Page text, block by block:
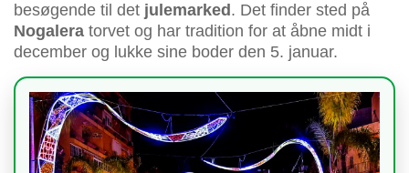
besøgende til det julemarked . Det finder sted på
Nogalera torvet og har tradition for at åbne midt i
december og lukke sine boder den 5. januar.